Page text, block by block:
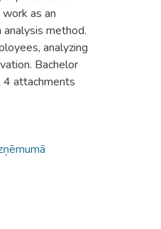
as an
method.
analyzing
Bachelor
attachments